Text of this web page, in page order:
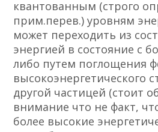
квантованным (строго
прим.перев.) уровням
может переходить из
энергией в состояние с
либо путем поглощения
высокоэнергетического
другой частицей (стоит
внимание что не факт,
более высокие